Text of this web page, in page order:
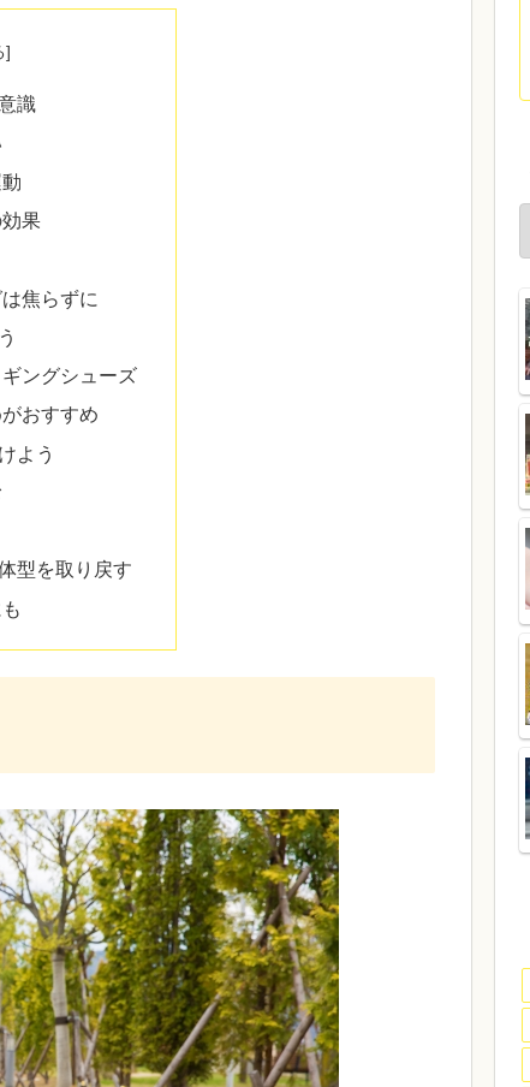
識
果
焦らずに
ングシューズ
おすすめ
よう
型を取り戻す